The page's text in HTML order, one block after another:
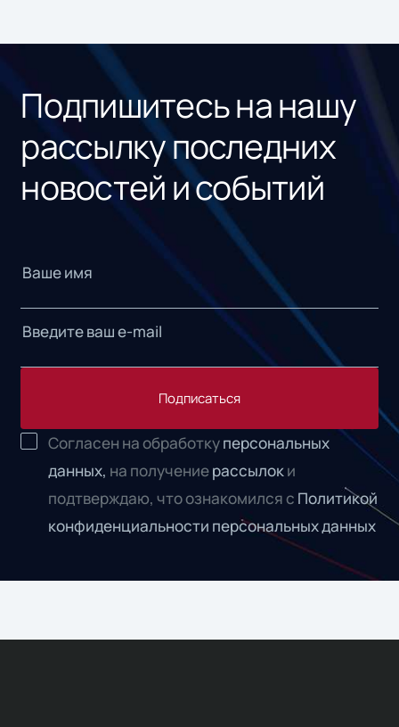
Подпишитесь на нашу
рассылку последних
новостей и событий
Подписаться
Согласен на обработкуперсональных
данных, на получениерассылок и
подтверждаю, что ознакомился с Политикой
конфиденциальности персональных данных